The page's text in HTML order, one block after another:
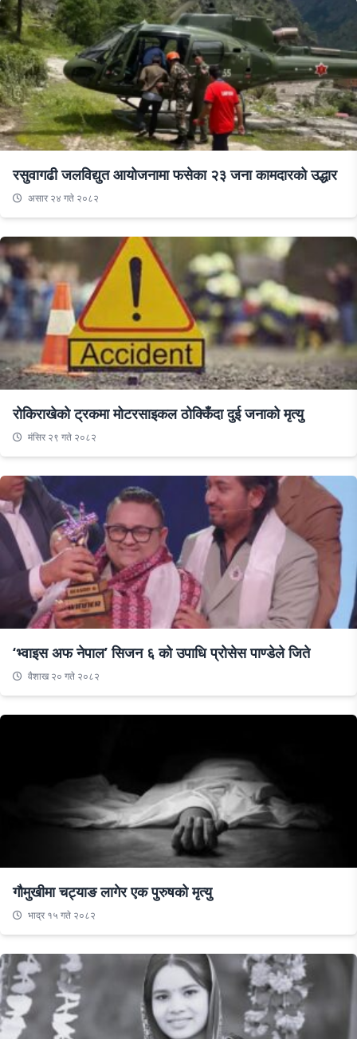
रसुवागढी जलविद्युत आयोजनामा फसेका २३ जना कामदारको उद्धार
असार २४ गते २०८२
रोकिराखेको ट्रकमा मोटरसाइकल ठोक्किँदा दुई जनाको मृत्यु
मंसिर २९ गते २०८२
‘भ्वाइस अफ नेपाल’ सिजन ६ को उपाधि प्रोसेस पाण्डेले जिते
वैशाख २० गते २०८२
गौमुखीमा चट्याङ लागेर एक पुरुषको मृत्यु
भाद्र १५ गते २०८२